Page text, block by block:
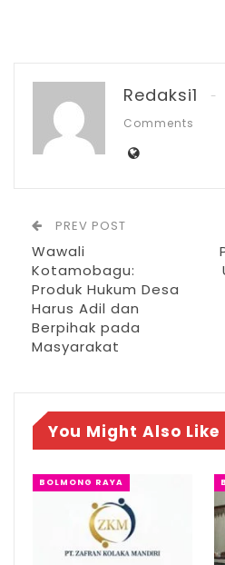
ke tahap selanjutnya.
Bupati Bolsel dalam
menyampaikan terima
Dijelaskannya,
Tahun Anggaran 2026
PPAS.
RELATED POSTS
Redaksi1
Comments
PREV POST
Wawali
Kotamobagu:
Produk Hukum Desa
Harus Adil dan
Berpihak pada
Masyarakat
You Might Also Like
BOLMONG RAYA